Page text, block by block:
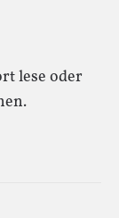
lese oder